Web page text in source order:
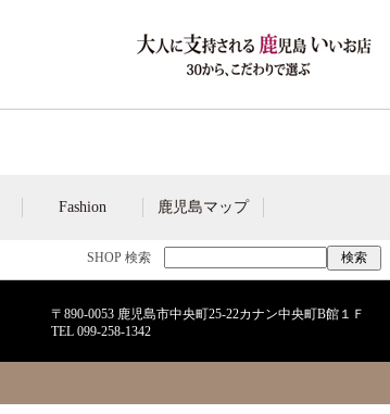
Fashion 鹿児島マップ
SHOP 検索
〒890-0053 鹿児島市中央町25-22カナン中央町B館１Ｆ
TEL 099-258-1342